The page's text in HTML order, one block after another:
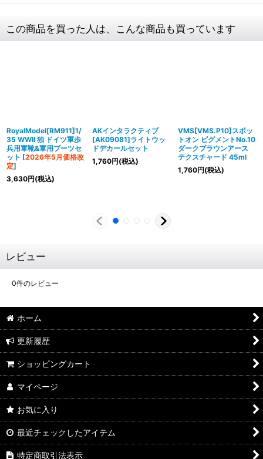
この商品を買った人は、こんな商品も買っています
RoyalModel[RM911]1/
35 WWII 独 ドイツ軍歩
兵用軍靴&軍用ブーツセ
ット [2026年5月価格改
定]
3,630円(税込)
AKインタラクティブ
[AK09081]ライトウッ
ドデカールセット
1,760円(税込)
VMS[VMS.P10]スポッ
トオン ピグメントNo.10
ダークブラウンアース
テクスチャード 45ml
1,760円(税込)
レビュー
0件のレビュー
ホーム
更新履歴
ショッピングカート
マイページ
お気に入り
最近チェックしたアイテム
特定商取引法表示